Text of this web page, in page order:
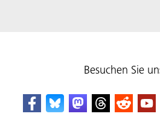
Besuchen Sie